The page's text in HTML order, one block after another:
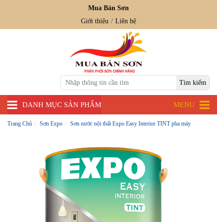
Mua Bán Sơn
Giới thiệu
Liên hệ
DANH MỤC SẢN PHẨM MENU
Trang Chủ Sơn Expo Sơn nước nội thất Expo Easy Interior TINT pha máy